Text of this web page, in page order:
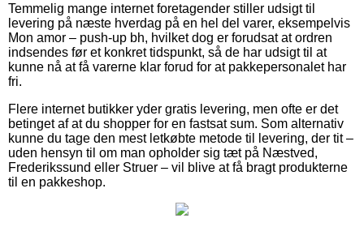
Temmelig mange internet foretagender stiller udsigt til
levering på næste hverdag på en hel del varer, eksempelvis
Mon amor – push-up bh, hvilket dog er forudsat at ordren
indsendes før et konkret tidspunkt, så de har udsigt til at
kunne nå at få varerne klar forud for at pakkepersonalet har
fri.
Flere internet butikker yder gratis levering, men ofte er det
betinget af at du shopper for en fastsat sum. Som alternativ
kunne du tage den mest letkøbte metode til levering, der tit –
uden hensyn til om man opholder sig tæt på Næstved,
Frederikssund eller Struer – vil blive at få bragt produkterne
til en pakkeshop.